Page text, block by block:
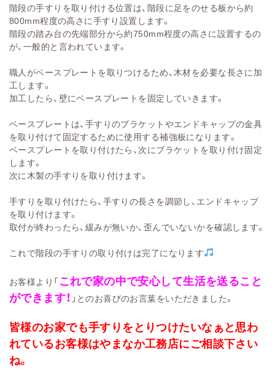
階段の手すりを取り付ける位置は、階段に足をのせる板から約
800mm程度の高さに手すり設置します。
階段の踏み台の先端部分から約750mm程度の高さに設置するの
が、一般的と言われています。
職人がベースプレートを取りつけるため、木材を必要な長さに加
工します。
加工したら、壁にベースプレートを固定していきます。
ベースプレートは、手すりのブラケットやエンドキャップの金具
を取り付けて固定するために使用する補強板になります。
ベースプレートを取り付けたら、次にブラケットを取り付け固定
します。
次に木製の手すりを取り付けます。
手すりを取り付けたら、手すりの長さを調節し、エンドキャップ
を取り付けます。
取付が終わったら、緩みが無いか、歪んでいないかを確認します。
これで階段の手すりの取り付けは完了になります
お客様より「これで家の中で安心して生活を送ること
ができます！ 」とのお喜びのお言葉をいただきました。
皆様のお家でも手すりをとりつけたいなぁと思わ
れているお客様はやまなか工務店にご相談下さい
ね。